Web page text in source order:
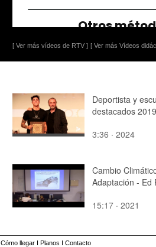
[ Ver más vídeos de RTV ] [ Ver más Vídeos
Deportista y
destacados 2019
3:36 · 2024
Cambio
Adaptación - Ed
15:17 · 2021
Cómo llegar I Planos I Contacto